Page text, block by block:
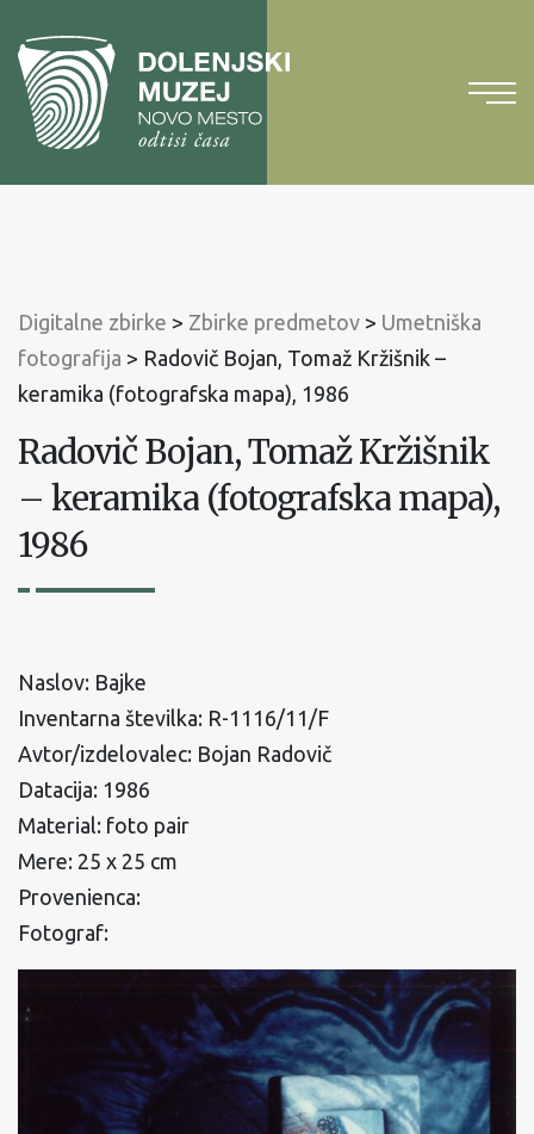
vsebinoNa
glavni
meni
Digitalne zbirke > Zbirke predmetov > Umetniška
fotografija > Radovič Bojan, Tomaž Kržišnik –
keramika (fotografska mapa), 1986
Radovič Bojan, Tomaž Kržišnik
– keramika (fotografska mapa),
1986
Naslov: Bajke
Inventarna številka: R-1116/11/F
Avtor/izdelovalec: Bojan Radovič
Datacija: 1986
Material: foto pair
Mere: 25 x 25 cm
Provenienca:
Fotograf: